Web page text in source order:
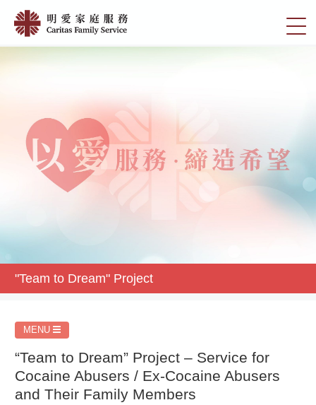
main
切
"Team
明
愛
家
庭
"Team to Dream" Project
MENU
“Team to Dream” Project – Service for
Cocaine Abusers / Ex-Cocaine Abusers
and Their Family Members